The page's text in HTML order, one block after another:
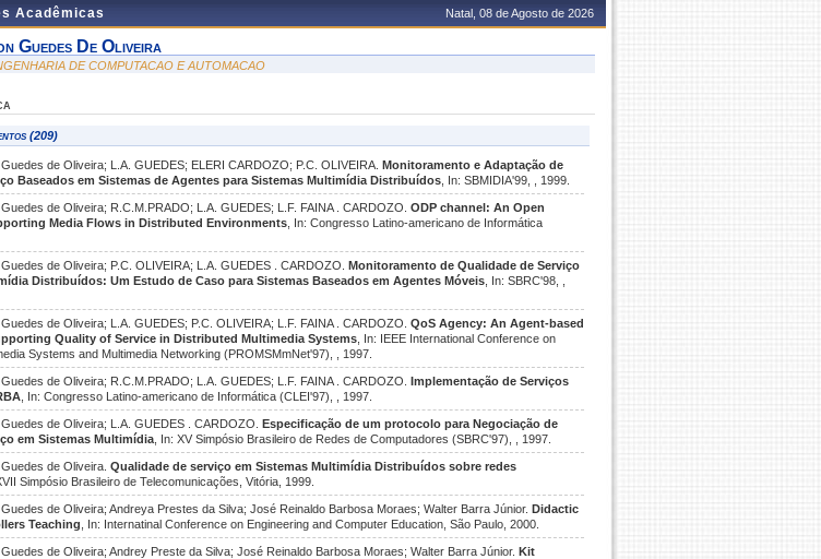
Acadêmicas Natal, 08 de Agosto de 2026
Guedes De Oliveira
DE COMPUTACAO E AUTOMACAO
(209)
de Oliveira; L.A. GUEDES; ELERI CARDOZO; P.C. OLIVEIRA. Monitoramento e Adaptação de
Baseados em Sistemas de Agentes para Sistemas Multimídia Distribuídos , In: SBMIDIA'99, , 1999.
de Oliveira; R.C.M.PRADO; L.A. GUEDES; L.F. FAINA . CARDOZO. ODP channel: An Open
Media Flows in Distributed Environments , In: Congresso Latino-americano de Informática
de Oliveira; P.C. OLIVEIRA; L.A. GUEDES . CARDOZO. Monitoramento de Qualidade de Serviço
Distribuídos: Um Estudo de Caso para Sistemas Baseados em Agentes Móveis , In: SBRC'98, ,
de Oliveira; L.A. GUEDES; P.C. OLIVEIRA; L.F. FAINA . CARDOZO. QoS Agency: An Agent-based
Quality of Service in Distributed Multimedia Systems , In: IEEE International Conference on
Systems and Multimedia Networking (PROMSMmNet'97), , 1997.
de Oliveira; R.C.M.PRADO; L.A. GUEDES; L.F. FAINA . CARDOZO. Implementação de Serviços
, In: Congresso Latino-americano de Informática (CLEI'97), , 1997.
de Oliveira; L.A. GUEDES . CARDOZO. Especificação de um protocolo para Negociação de
em Sistemas Multimídia , In: XV Simpósio Brasileiro de Redes de Computadores (SBRC'97), , 1997.
de Oliveira. Qualidade de serviço em Sistemas Multimídia Distribuídos sobre redes
Simpósio Brasileiro de Telecomunicações, Vitória, 1999.
de Oliveira; Andreya Prestes da Silva; José Reinaldo Barbosa Moraes; Walter Barra Júnior. Didactic
Teaching
, In: Internatinal Conference on Engineering and Computer Education, São Paulo, 2000.
de Oliveira; Andrey Preste da Silva; José Reinaldo Barbosa Moraes; Walter Barra Júnior. Kit